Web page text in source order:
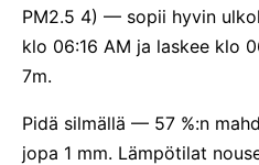
PM2.5 4) — sopii hyvin
klo 06:16 AM ja laskee klo
7m.
Pidä silmällä — 57 %:n
jopa 1 mm. Lämpötilat